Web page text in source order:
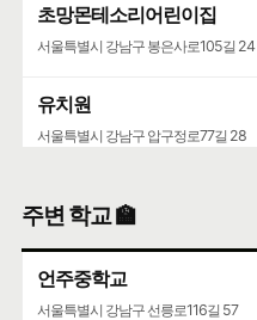
초망몬테소리어린이집
서울특별시 강남구 봉은사로105길 24
유치원
서울특별시 강남구 압구정로77길 28
서울특별시 광진구 능동로3마길 1
주변 학교 🏫
언주중학교
서울특별시 강남구 선릉로116길 57